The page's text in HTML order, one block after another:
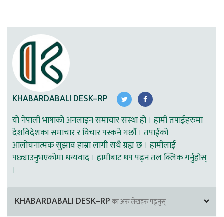
KHABARDABALI DESK–RP
यो नेपाली भाषाको अनलाइन समाचार संस्था हो । हामी तपाईहरुमा
देशविदेशका समाचार र विचार पस्कने गर्छौ । तपाईको
आलोचनात्मक सुझाव हाम्रा लागी सधै ग्रह्य छ । हामीलाई
पछ्याउनुभएकोमा धन्यवाद । हामीबाट थप पढ्न तल क्लिक गर्नुहोस्
।
KHABARDABALI DESK–RPका अरु लेखहरु पढ्नुस्